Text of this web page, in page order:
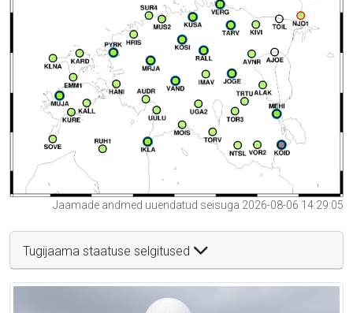
Jaamade andmed uuendatud seisuga 2026-08-06 14:29:05
Tugijaama staatuse selgitused